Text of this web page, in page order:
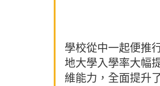
學校從中一起便推
地大學入學率大幅
維能力，全面提升